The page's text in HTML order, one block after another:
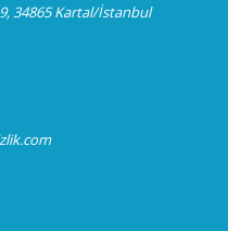
34865 Kartal/İstanbul